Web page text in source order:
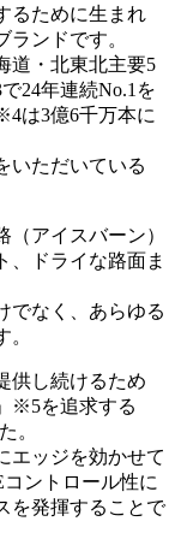
るために生まれ
ンドです。
道・北東北主要5
24年連続No.1を
は3億6千万本に
いただいている
アイスバーン）
、ドライな路面ま
でなく、あらゆる
供し続けるため
※5を追求する
。
エッジを効かせて
ントロール性に
を発揮することで